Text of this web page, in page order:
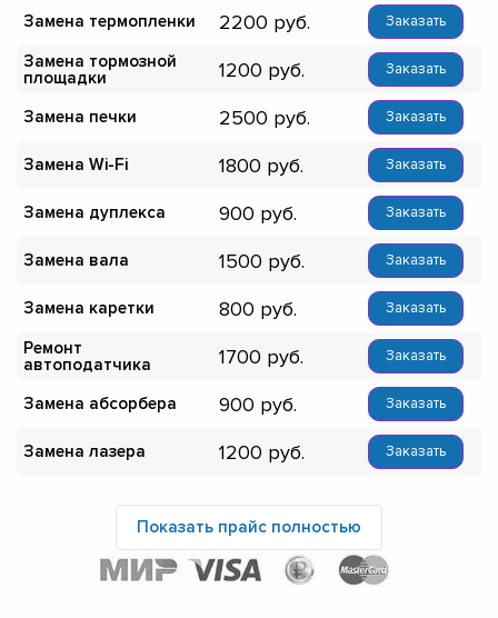
Замена термопленки 2200 Заказать
Замена тормозной
площадки
1200 Заказать
Замена печки 2500 Заказать
Замена Wi-Fi 1800 Заказать
Замена дуплекса 900 Заказать
Замена вала 1500 Заказать
Замена каретки 800 Заказать
Ремонт
автоподатчика
1700 Заказать
Замена абсорбера 900 Заказать
Замена лазера 1200 Заказать
Показать прайс полностью